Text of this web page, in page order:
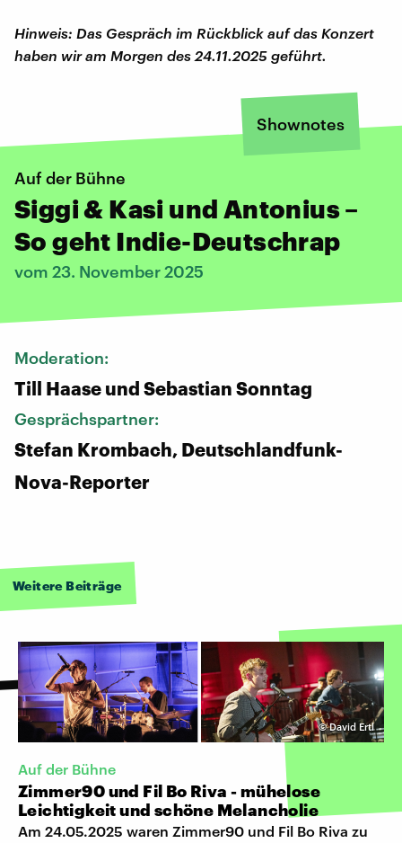
Hinweis: Das Gespräch im Rückblick auf das Konzert
haben wir am Morgen des 24.11.2025 geführt.
Shownotes
Auf der Bühne
Siggi & Kasi und Antonius –
So geht Indie-Deutschrap
vom 23. November 2025
Moderation:
Till Haase und Sebastian Sonntag
Gesprächspartner:
Stefan Krombach, Deutschlandfunk-
Nova-Reporter
Weitere Beiträge
©David Ertl
Auf der Bühne
Zimmer90 und Fil Bo Riva - mühelose
Leichtigkeit und schöne Melancholie
Am 24.05.2025 waren Zimmer90 und Fil Bo Riva zu